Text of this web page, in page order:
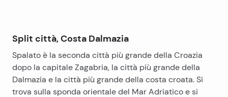
Split città, Costa Dalmazia
Spalato è la seconda città più grande della Croazia
dopo la capitale Zagabria, la città più grande della
Dalmazia e la città più grande della costa croata. Si
trova sulla sponda orientale del Mar Adriatico e si